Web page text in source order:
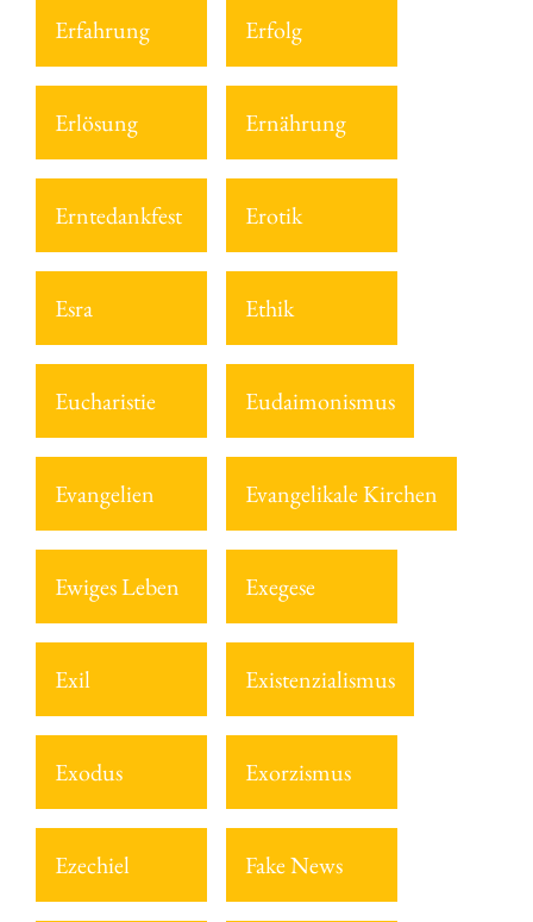
Erfahrung Erfolg
Erlösung Ernährung
Erntedankfest Erotik
Esra Ethik
Eucharistie Eudaimonismus
Evangelien Evangelikale Kirchen
Ewiges Leben Exegese
Exil Existenzialismus
Exodus Exorzismus
Ezechiel Fake News